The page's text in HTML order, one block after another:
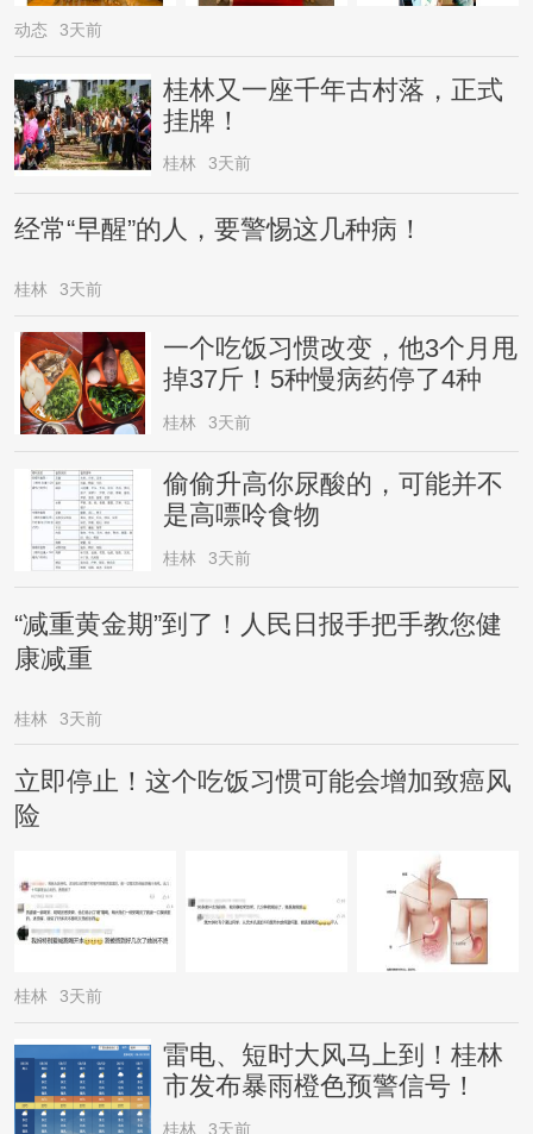
动态 3天前
桂林又一座千年古村落，正式
挂牌！
桂林 3天前
经常“早醒”的人，要警惕这几种病！
桂林 3天前
一个吃饭习惯改变，他3个月甩
掉37斤！5种慢病药停了4种
桂林 3天前
偷偷升高你尿酸的，可能并不
是高嘌呤食物
桂林 3天前
“减重黄金期”到了！人民日报手把手教您健
康减重
桂林 3天前
立即停止！这个吃饭习惯可能会增加致癌风
险
桂林 3天前
雷电、短时大风马上到！桂林
市发布暴雨橙色预警信号！
桂林 3天前